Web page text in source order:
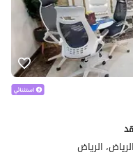
الرياض